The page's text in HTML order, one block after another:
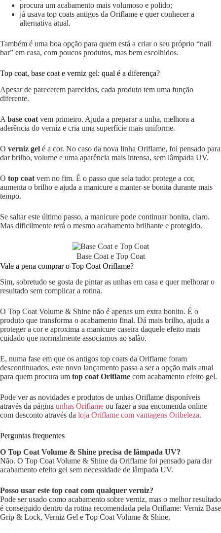
procura um acabamento mais volumoso e polido;
já usava top coats antigos da Oriflame e quer conhecer a
alternativa atual.
Também é uma boa opção para quem está a criar o seu próprio “nail
bar” em casa, com poucos produtos, mas bem escolhidos.
Top coat, base coat e verniz gel: qual é a diferença?
Apesar de parecerem parecidos, cada produto tem uma função
diferente.
A base coat vem primeiro. Ajuda a preparar a unha, melhora a
aderência do verniz e cria uma superfície mais uniforme.
O verniz gel é a cor. No caso da nova linha Oriflame, foi pensado para
dar brilho, volume e uma aparência mais intensa, sem lâmpada UV.
O top coat vem no fim. É o passo que sela tudo: protege a cor,
aumenta o brilho e ajuda a manicure a manter-se bonita durante mais
tempo.
Se saltar este último passo, a manicure pode continuar bonita, claro.
Mas dificilmente terá o mesmo acabamento brilhante e protegido.
Base Coat e Top Coat
Vale a pena comprar o Top Coat Oriflame?
Sim, sobretudo se gosta de pintar as unhas em casa e quer melhorar o
resultado sem complicar a rotina.
O Top Coat Volume & Shine não é apenas um extra bonito. É o
produto que transforma o acabamento final. Dá mais brilho, ajuda a
proteger a cor e aproxima a manicure caseira daquele efeito mais
cuidado que normalmente associamos ao salão.
E, numa fase em que os antigos top coats da Oriflame foram
descontinuados, este novo lançamento passa a ser a opção mais atual
para quem procura um top coat Oriflame com acabamento efeito gel.
Pode ver as novidades e produtos de unhas Oriflame disponíveis
através da página unhas Oriflame ou fazer a sua encomenda online
com desconto através da loja Oriflame com vantagens Oribeleza.
Perguntas frequentes
O Top Coat Volume & Shine precisa de lâmpada UV?
Não. O Top Coat Volume & Shine da Oriflame foi pensado para dar
acabamento efeito gel sem necessidade de lâmpada UV.
Posso usar este top coat com qualquer verniz?
Pode ser usado como acabamento sobre verniz, mas o melhor resultado
é conseguido dentro da rotina recomendada pela Oriflame: Verniz Base
Grip & Lock, Verniz Gel e Top Coat Volume & Shine.